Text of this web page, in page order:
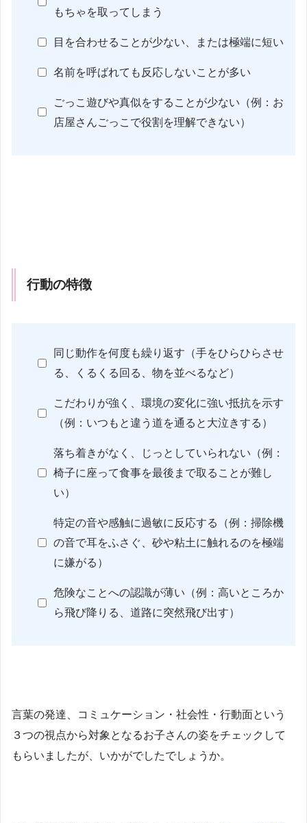
もちゃを取ってしまう
目を合わせることが少ない、または極端に短い
名前を呼ばれても反応しないことが多い
ごっこ遊びや真似をすることが少ない（例：お
店屋さんごっこで役割を理解できない）
行動の特徴
同じ動作を何度も繰り返す（手をひらひらさせ
る、くるくる回る、物を並べるなど）
こだわりが強く、環境の変化に強い抵抗を示す
（例：いつもと違う道を通ると大泣きする）
落ち着きがなく、じっとしていられない（例：
椅子に座って食事を最後まで取ることが難し
い）
特定の音や感触に過敏に反応する（例：掃除機
の音で耳をふさぐ、砂や粘土に触れるのを極端
に嫌がる）
危険なことへの認識が薄い（例：高いところか
ら飛び降りる、道路に突然飛び出す）
言葉の発達、コミュケーション・社会性・行動面という
３つの視点から対象となるお子さんの姿をチェックして
もらいましたが、いかがでしたでしょうか。